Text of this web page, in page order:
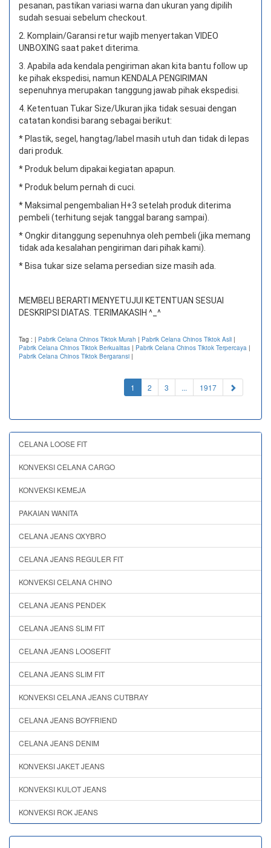
pesanan, pastikan variasi warna dan ukuran yang dipilih
sudah sesuai sebelum checkout.
2. Komplain/Garansi retur wajib menyertakan VIDEO
UNBOXING saat paket diterima.
3. Apabila ada kendala pengiriman akan kita bantu follow up
ke pihak ekspedisi, namun KENDALA PENGIRIMAN
sepenuhnya merupakan tanggung jawab pihak ekspedisi.
4. Ketentuan Tukar Size/Ukuran jika tidak sesuai dengan
catatan kondisi barang sebagai berikut:
* Plastik, segel, hangtag/label masih utuh dan tidak di lepas
dari produk.
* Produk belum dipakai kegiatan apapun.
* Produk belum pernah di cuci.
* Maksimal pengembalian H+3 setelah produk diterima
pembeli (terhitung sejak tanggal barang sampai).
* Ongkir ditanggung sepenuhnya oleh pembeli (jika memang
tidak ada kesalahan pengiriman dari pihak kami).
* Bisa tukar size selama persedian size masih ada.
MEMBELI BERARTI MENYETUJUI KETENTUAN SESUAI
DESKRIPSI DIATAS. TERIMAKASIH ^_^
Tag : | Pabrik Celana Chinos Tiktok Murah | Pabrik Celana Chinos Tiktok Asli |
Pabrik Celana Chinos Tiktok Berkualitas | Pabrik Celana Chinos Tiktok Terpercaya |
Pabrik Celana Chinos Tiktok Bergaransi |
1 (current)
2 3 ... 1917
CELANA LOOSE FIT
KONVEKSI CELANA CARGO
KONVEKSI KEMEJA
PAKAIAN WANITA
CELANA JEANS OXYBRO
CELANA JEANS REGULER FIT
KONVEKSI CELANA CHINO
CELANA JEANS PENDEK
CELANA JEANS SLIM FIT
CELANA JEANS LOOSEFIT
CELANA JEANS SLIM FIT
KONVEKSI CELANA JEANS CUTBRAY
CELANA JEANS BOYFRIEND
CELANA JEANS DENIM
KONVEKSI JAKET JEANS
KONVEKSI KULOT JEANS
KONVEKSI ROK JEANS